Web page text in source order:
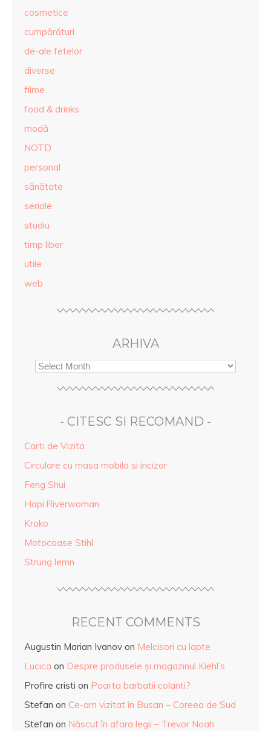
cosmetice
cumpărături
de-ale fetelor
diverse
filme
food & drinks
modă
NOTD
personal
sănătate
seriale
studiu
timp liber
utile
web
ARHIVA
- CITESC SI RECOMAND -
Carti de Vizita
Circulare cu masa mobila si incizor
Feng Shui
Hapi.Riverwoman
Kroko
Motocoase Stihl
Strung lemn
RECENT COMMENTS
Augustin Marian Ivanov on Melcisori cu lapte
Lucica on Despre produsele și magazinul Kiehl’s
Profire cristi on Poarta barbatii colanti?
Stefan on Ce-am vizitat în Busan – Coreea de Sud
Stefan on Născut în afara legii – Trevor Noah